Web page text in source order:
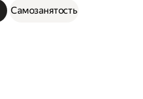
Самозанятость